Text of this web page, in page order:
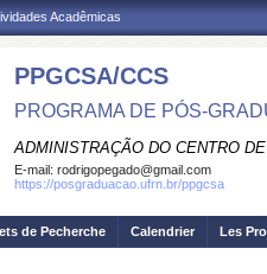
Acadêmicas
PPGCSA/CCS
PROGRAMA DE PÓS-
ADMINISTRAÇÃO DO CENTRO
E-mail: rodrigopegado@gmail.com
https://posgraduacao.ufrn.br/ppgcsa
de Pecherche Calendrier Les